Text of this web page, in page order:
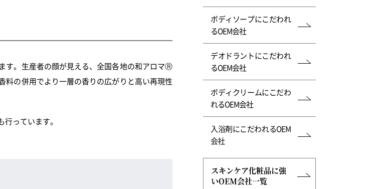
す。生産者の顔が見える、全国各地の和アロマⓇ
料の併用でより一層の香りの広がりと高い再現性
っています。
ボディソープにこだわれ
るOEM会社
デオドラントにこだわれ
るOEM会社
ボディクリームにこだわ
れるOEM会社
入浴剤にこだわれるOEM
会社
スキンケア化粧品に強
いOEM会社一覧